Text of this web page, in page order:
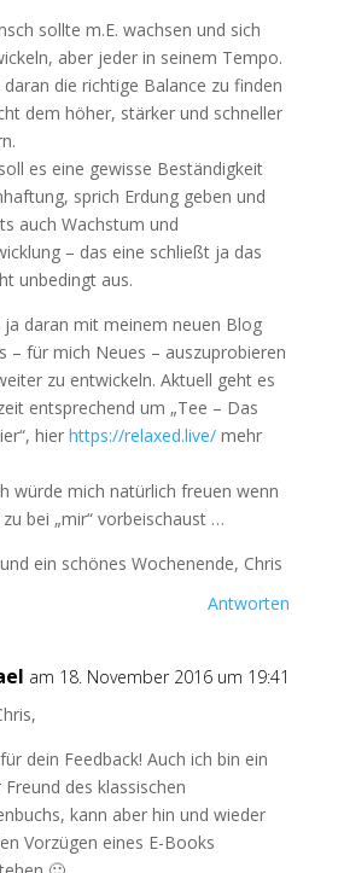
sollte m.E. wachsen und sich
aber jeder in seinem Tempo.
die richtige Balance zu finden
dem höher, stärker und schneller
es eine gewisse Beständigkeit
sprich Erdung geben und
auch Wachstum und
– das eine schließt ja das
unbedingt aus.
ja daran mit meinem neuen Blog
– für mich Neues – auszuprobieren
zu entwickeln. Aktuell geht es
entsprechend um „Tee – Das
hier https://relaxed.live/mehr
würde mich natürlich freuen wenn
bei „mir“ vorbeischaust …
ein schönes Wochenende, Chris
Antworten
am 18. November 2016 um 19:41
dein Feedback! Auch ich bin ein
Freund des klassischen
kann aber hin und wieder
Vorzügen eines E-Books